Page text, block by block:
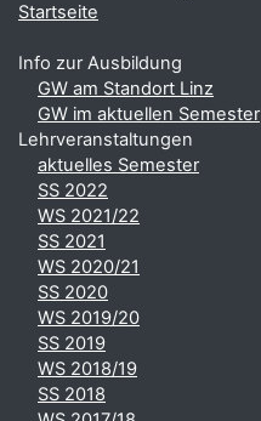
Startseite
Info zur Ausbildung
GW am Standort Linz
GW im aktuellen Semester
Lehrveranstaltungen
aktuelles Semester
SS 2022
WS 2021/22
SS 2021
WS 2020/21
SS 2020
WS 2019/20
SS 2019
WS 2018/19
SS 2018